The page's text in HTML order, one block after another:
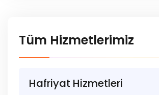
Tüm Hizmetlerimiz
Hafriyat Hizmetleri